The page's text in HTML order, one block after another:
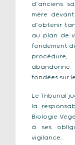
d’anciens
mère
d’obtenir
au plan de
fondement
fondées sur
Le Tribunal
la
Biologie
à ses
vigilance.